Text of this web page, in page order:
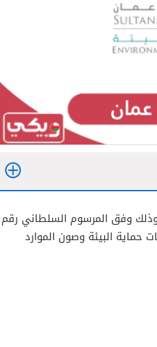
هيئة البيئة في سلطنة عمان في عام 2020، وذلك وفق المرسوم السلطاني رقم
حماية البيئة وصون الموارد